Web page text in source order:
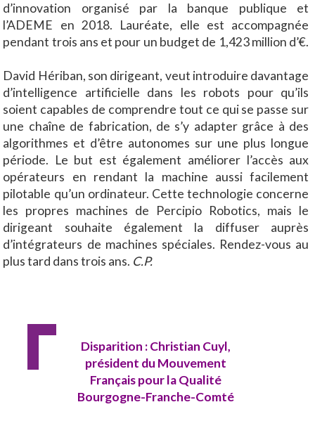
d’innovation organisé par la banque publique et
l’ADEME en 2018. Lauréate, elle est accompagnée
pendant trois ans et pour un budget de 1,423 million d’€.
David Hériban, son dirigeant, veut introduire davantage
d’intelligence artificielle dans les robots pour qu’ils
soient capables de comprendre tout ce qui se passe sur
une chaîne de fabrication, de s’y adapter grâce à des
algorithmes et d’être autonomes sur une plus longue
période. Le but est également améliorer l’accès aux
opérateurs en rendant la machine aussi facilement
pilotable qu’un ordinateur. Cette technologie concerne
les propres machines de Percipio Robotics, mais le
dirigeant souhaite également la diffuser auprès
d’intégrateurs de machines spéciales. Rendez-vous au
plus tard dans trois ans. C.P.
Disparition : Christian Cuyl,
président du Mouvement
Français pour la Qualité
Bourgogne-Franche-Comté